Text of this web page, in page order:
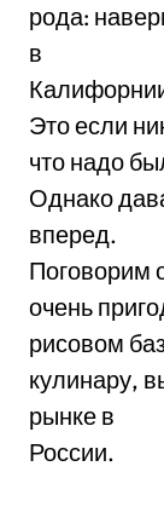
рода:
в
Это если
что надо
Однако
вперед.
Поговорим
очень
рисовом
кулинару,
рынке в
России.